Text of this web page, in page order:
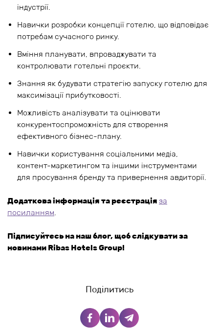
індустрії.
Навички розробки концепції готелю, що відповідає
потребам сучасного ринку.
Вміння планувати, впроваджувати та
контролювати готельні проєкти.
Знання як будувати стратегію запуску готелю для
максимізації прибутковості.
Можливість аналізувати та оцінювати
конкурентоспроможність для створення
ефективного бізнес-плану.
Навички користування соціальними медіа,
контент-маркетингом та іншими інструментами
для просування бренду та привернення авдиторії.
Додаткова інформація та реєстрація за
посиланням.
Підписуйтесь на наш блог, щоб слідкувати за
новинами Ribas Hotels Group!
Поділитись